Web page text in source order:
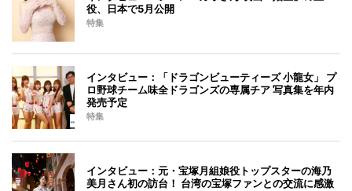
役、日本で5月公開
特集
インタビュー：「ドラゴンビューティーズ 小龍女」 プ
ロ野球チーム味全ドラゴンズの専属チア 写真集を年内
発売予定
特集
インタビュー：元・宝塚月組娘役トップスターの海乃
美月さん初の訪台！ 台湾の宝塚ファンとの交流に感激